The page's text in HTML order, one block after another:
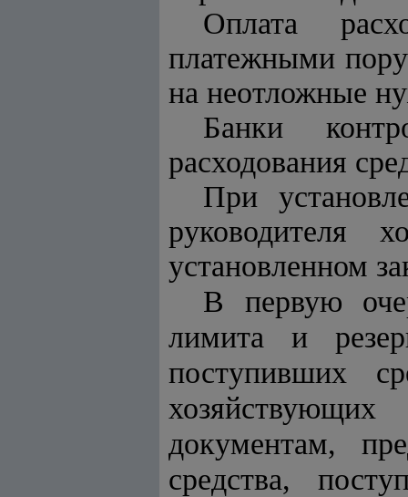
Оплата
платежными
на неотложные
Банки
расходования
При
руководителя
установленном
В первую
лимита и
поступивших
документам,
средства,